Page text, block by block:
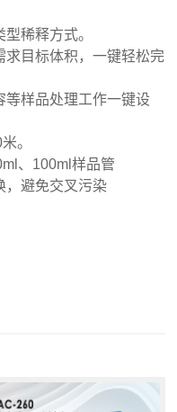
稀释方式。
求目标体积，一键轻松完
等样品处理工作一键设
米。
、 100ml样品管
，避免交叉污染